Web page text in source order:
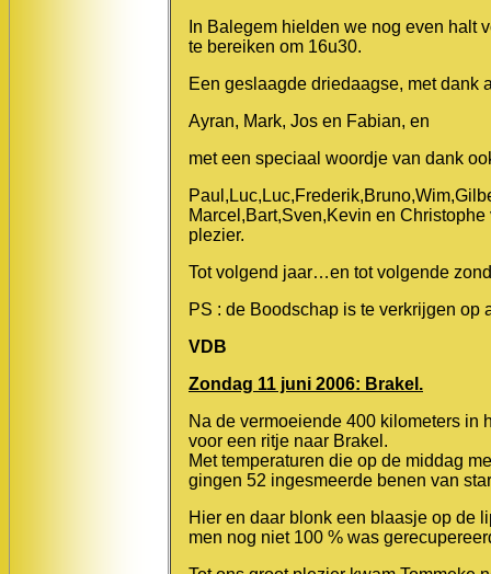
In Balegem hielden we nog even halt
te bereiken om 16u30.
Een geslaagde driedaagse, met dank
Ayran, Mark, Jos en Fabian, en
met een speciaal woordje van dank
Marcel,Bart,Sven,Kevin en
plezier.
Tot volgend jaar…en tot volgende
PS : de Boodschap is te verkrijgen op
VDB
Zondag 11 juni 2006: Brakel.
Na de vermoeiende 400 kilometers in
voor een ritje naar Brakel.
Met temperaturen die op de middag
gingen 52 ingesmeerde benen van
Hier en daar blonk een blaasje op de
men nog niet 100 % was